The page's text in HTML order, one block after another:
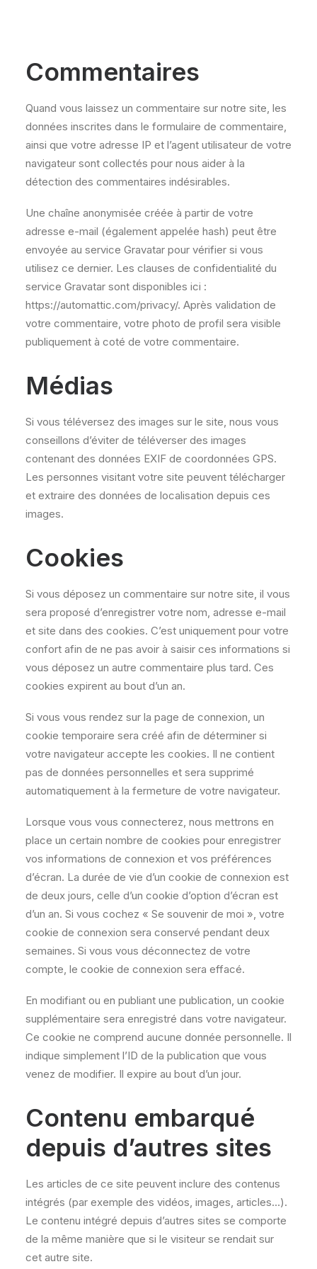
Commentaires
Quand vous laissez un commentaire sur notre site, les
données inscrites dans le formulaire de commentaire,
ainsi que votre adresse IP et l’agent utilisateur de votre
navigateur sont collectés pour nous aider à la
détection des commentaires indésirables.
Une chaîne anonymisée créée à partir de votre
adresse e-mail (également appelée hash) peut être
envoyée au service Gravatar pour vérifier si vous
utilisez ce dernier. Les clauses de confidentialité du
service Gravatar sont disponibles ici :
https://automattic.com/privacy/. Après validation de
votre commentaire, votre photo de profil sera visible
publiquement à coté de votre commentaire.
Médias
Si vous téléversez des images sur le site, nous vous
conseillons d’éviter de téléverser des images
contenant des données EXIF de coordonnées GPS.
Les personnes visitant votre site peuvent télécharger
et extraire des données de localisation depuis ces
images.
Cookies
Si vous déposez un commentaire sur notre site, il vous
sera proposé d’enregistrer votre nom, adresse e-mail
et site dans des cookies. C’est uniquement pour votre
confort afin de ne pas avoir à saisir ces informations si
vous déposez un autre commentaire plus tard. Ces
cookies expirent au bout d’un an.
Si vous vous rendez sur la page de connexion, un
cookie temporaire sera créé afin de déterminer si
votre navigateur accepte les cookies. Il ne contient
pas de données personnelles et sera supprimé
automatiquement à la fermeture de votre navigateur.
Lorsque vous vous connecterez, nous mettrons en
place un certain nombre de cookies pour enregistrer
vos informations de connexion et vos préférences
d’écran. La durée de vie d’un cookie de connexion est
de deux jours, celle d’un cookie d’option d’écran est
d’un an. Si vous cochez « Se souvenir de moi », votre
cookie de connexion sera conservé pendant deux
semaines. Si vous vous déconnectez de votre
compte, le cookie de connexion sera effacé.
En modifiant ou en publiant une publication, un cookie
supplémentaire sera enregistré dans votre navigateur.
Ce cookie ne comprend aucune donnée personnelle. Il
indique simplement l’ID de la publication que vous
venez de modifier. Il expire au bout d’un jour.
Contenu embarqué
depuis d’autres sites
Les articles de ce site peuvent inclure des contenus
intégrés (par exemple des vidéos, images, articles…).
Le contenu intégré depuis d’autres sites se comporte
de la même manière que si le visiteur se rendait sur
cet autre site.